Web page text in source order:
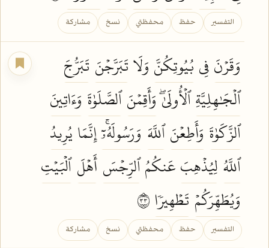
التفسير حفظ محفظتي نسخ مشاركة
وَقَرۡنَفِي بُيُوتِكُنَّ وَلَاتَبَرَّجۡنَ تَبَرُّجَ
ٱلۡجَٰهِلِيَّةِٱلۡأُولَىٰۖوَأَقِمۡنَٱلصَّلَوٰةَ وَءَاتِينَ
ٱلزَّكَوٰةَ وَأَطِعۡنَٱللَّهَ وَرَسُولَهُۥٓۚإِنَّمَا يُرِيدُ
ٱللَّهُ لِيُذۡهِبَعَنكُمُٱلرِّجۡسَ أَهۡلَٱلۡبَيۡتِ
وَيُطَهِّرَكُمۡ تَطۡهِيرٗا
التفسير حفظ محفظتي نسخ مشاركة